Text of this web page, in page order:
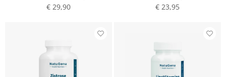
€ 29,90
€ 23,95